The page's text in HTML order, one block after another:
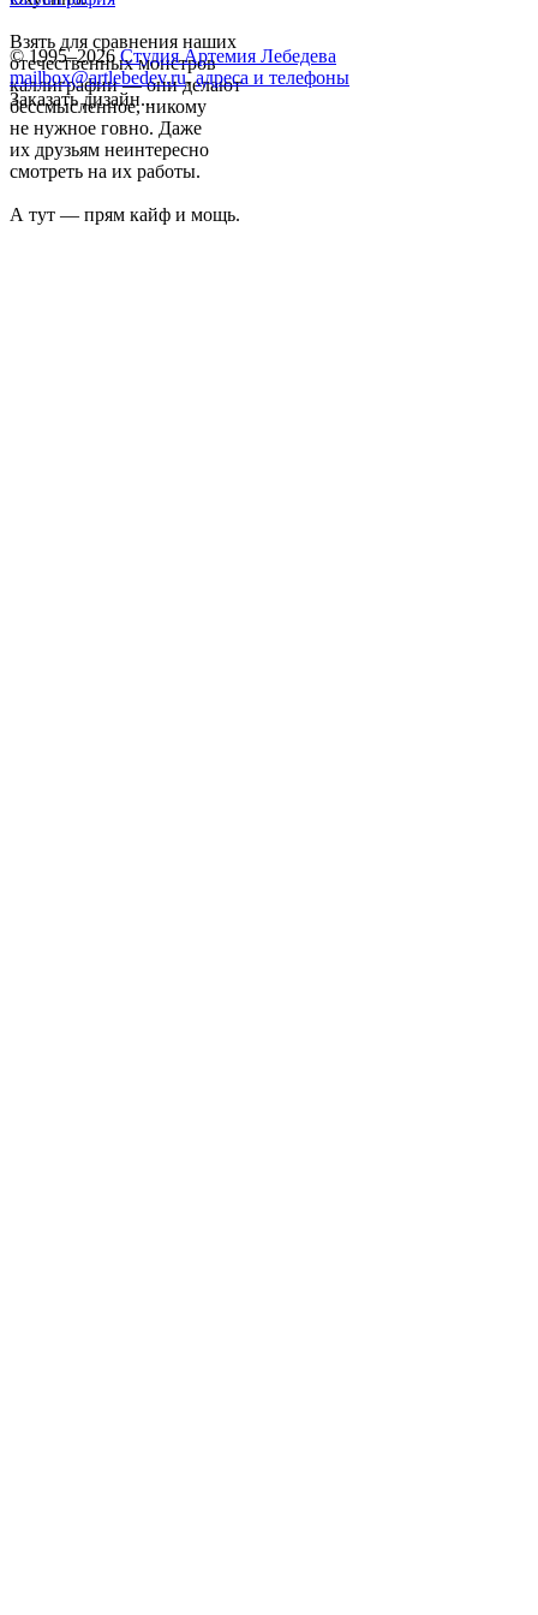
Взять для сравнения наших
отечественных монстров
каллиграфии — они делают
бессмысленное, никому
не нужное говно. Даже
их друзьям неинтересно
смотреть на их работы.
А тут — прям кайф и мощь.
© 1995–2026 Студия Артемия Лебедева
mailbox@artlebedev.ru, адреса и телефоны
Заказать дизайн...